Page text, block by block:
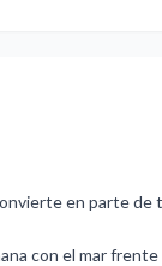
en parte de
con el mar